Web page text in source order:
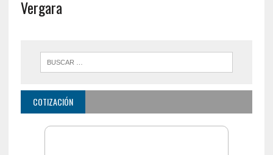
Vergara
COTIZACIÓN